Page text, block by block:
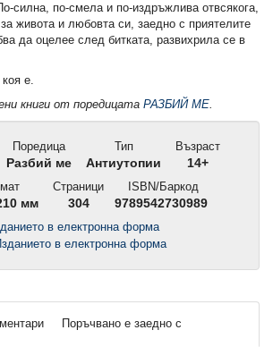
силна, по-смела и по-издръжлива отвсякога,
живота и любовта си, заедно с приятелите
да оцелее след битката, развихрила се в
е.
книги от поредицата РАЗБИЙ МЕ.
Поредица
Разбий ме
Тип
Антиутопии
Възраст
14+
мм
Страници
304
ISBN/Баркод
9789542730989
в електронна форма
Поръчвано е заедно с